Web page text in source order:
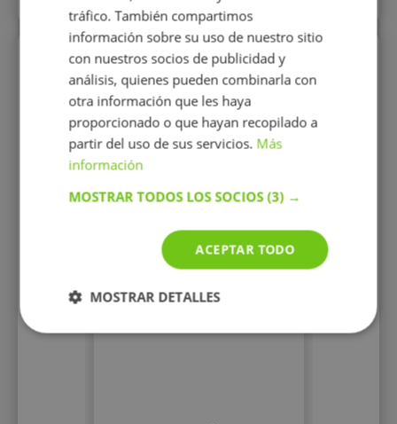
Perfiles vistos
Marta Maggio
Comunicacion y
aprendimiento nos abren
tráfico. También compartimos
información sobre su uso de nuestro sitio
con nuestros socios de publicidad y
análisis, quienes pueden combinarla con
otra información que les haya
proporcionado o que hayan recopilado a
partir del uso de sus servicios. Más
información
MOSTRAR TODOS LOS SOCIOS(3) →
ACEPTAR TODO
MOSTRAR DETALLES